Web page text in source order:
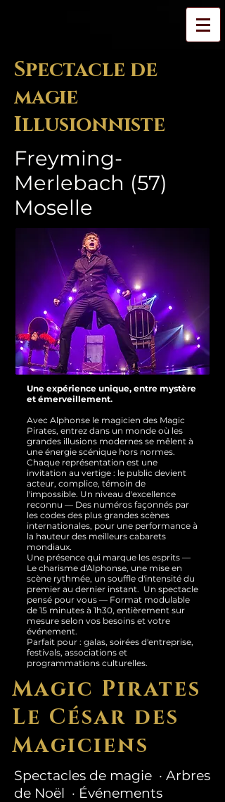
Spectacle de
magie
Illusionniste
Freyming-
Merlebach (57)
Moselle
Une expérience unique, entre mystère
et émerveillement.
Avec Alphonse le magicien des Magic
Pirates, entrez dans un monde où les
grandes illusions modernes se mêlent à
une énergie scénique hors normes.
Chaque représentation est une
invitation au vertige : le public devient
acteur, complice, témoin de
l'impossible. Un niveau d'excellence
reconnu — Des numéros façonnés par
les codes des plus grandes scènes
internationales, pour une performance à
la hauteur des meilleurs cabarets
mondiaux.
Une présence qui marque les esprits —
Le charisme d'Alphonse, une mise en
scène rythmée, un souffle d'intensité du
premier au dernier instant. Un spectacle
pensé pour vous — Format modulable
de 15 minutes à 1h30, entièrement sur
mesure selon vos besoins et votre
événement.
Parfait pour : galas, soirées d'entreprise,
festivals, associations et
programmations culturelles.
Magic Pirates
Le César des
Magiciens
Spectacles de magie · Arbres
de Noël · Événements